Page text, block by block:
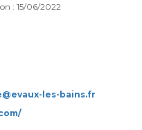
: 15/06/2022
les-bains.fr